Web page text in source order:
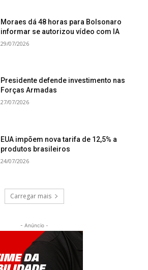
Moraes dá 48 horas para Bolsonaro
informar se autorizou vídeo com IA
29/07/2026
Presidente defende investimento nas
Forças Armadas
27/07/2026
EUA impõem nova tarifa de 12,5% a
produtos brasileiros
24/07/2026
Carregar mais
- Anúncio -